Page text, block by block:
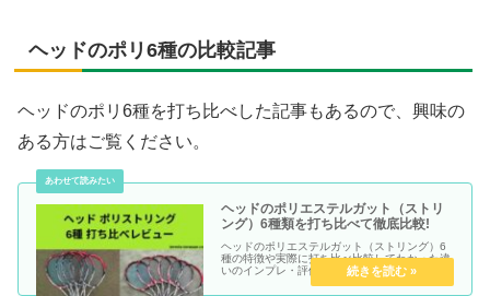
ヘッドのポリ6種の比較記事
ヘッドのポリ6種を打ち比べした記事もあるので、興味の
ある方はご覧ください。
ヘッドのポリエステルガット（ストリ
ング）6種類を打ち比べて徹底比較!
ヘッドのポリエステルガット（ストリング）6
種の特徴や実際に打ち比べ比較してわかった違
いのインプレ・評価・感想レビュー記事です。